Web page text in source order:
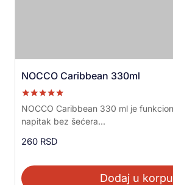
NOCCO Caribbean 330ml
Ocenjeno sa
5.00
od 5
NOCCO Caribbean 330 ml je
napitak bez šećera...
260 RSD
Dodaj u korpu